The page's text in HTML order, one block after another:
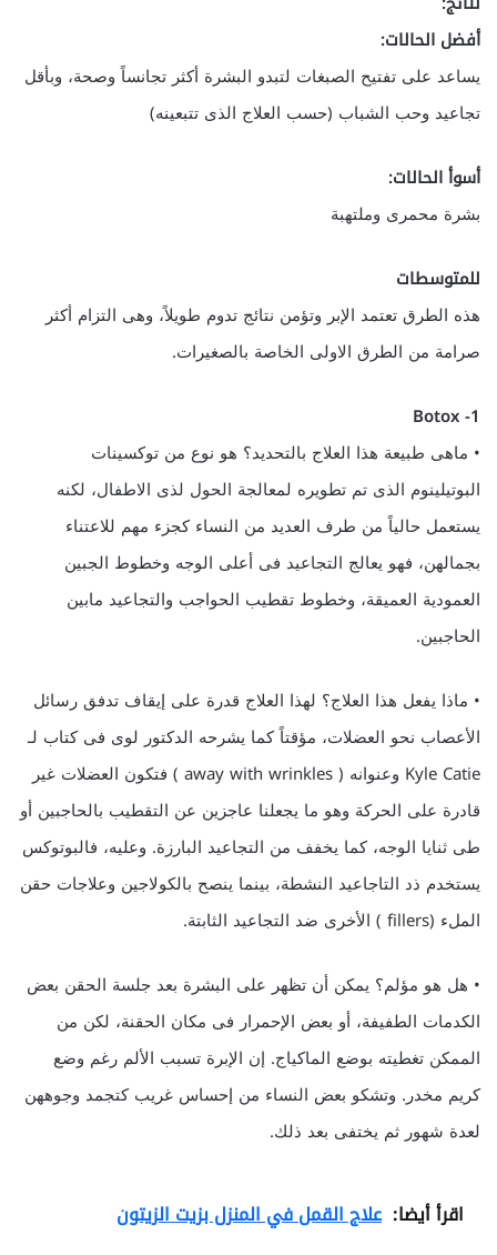
أفضل الحالات:
يساعد على تفتيح الصبغات لتبدو البشرة أكثر تجانساً وصحة، وبأقل
تجاعيد وحب الشباب (حسب العلاج الذى تتبعينه)
أسوأ الحالات:
بشرة محمرى وملتهبة
للمتوسطات
هذه الطرق تعتمد الإبر وتؤمن نتائج تدوم طويلاً، وهى التزام أكثر
صرامة من الطرق الاولى الخاصة بالصغيرات.
1- Botox
• ماهى طبيعة هذا العلاج بالتحديد؟ هو نوع من توكسينات
البوتيلينوم الذى تم تطويره لمعالجة الحول لذى الاطفال، لكنه
يستعمل حالياً من طرف العديد من النساء كجزء مهم للاعتناء
بجمالهن، فهو يعالج التجاعيد فى أعلى الوجه وخطوط الجبين
العمودية العميقة، وخطوط تقطيب الحواجب والتجاعيد مابين
الحاجبين.
• ماذا يفعل هذا العلاج؟ لهذا العلاج قدرة على إيقاف تدفق رسائل
الأعصاب نحو العضلات، مؤقتاً كما يشرحه الدكتور لوى فى كتاب لـ
Kyle Catie وعنوانه ( away with wrinkles ) فتكون العضلات غير
قادرة على الحركة وهو ما يجعلنا عاجزين عن التقطيب بالحاجبين أو
طى ثنايا الوجه، كما يخفف من التجاعيد البارزة. وعليه، فالبوتوكس
يستخدم ذد التاجاعيد النشطة، بينما ينصح بالكولاجين وعلاجات حقن
الملء (fillers ) الأخرى ضد التجاعيد الثابتة.
• هل هو مؤلم؟ يمكن أن تظهر على البشرة بعد جلسة الحقن بعض
الكدمات الطفيفة، أو بعض الإحمرار فى مكان الحقنة، لكن من
الممكن تغطيته بوضع الماكياج. إن الإبرة تسبب الألم رغم وضع
كريم مخدر. وتشكو بعض النساء من إحساس غريب كتجمد وجوههن
لعدة شهور ثم يختفى بعد ذلك.
اقرأ أيضا: علاج القمل في المنزل بزيت الزيتون